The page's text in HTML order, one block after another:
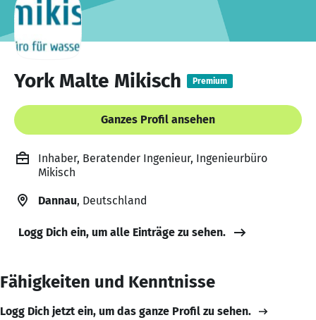
York Malte Mikisch Premium
Ganzes Profil ansehen
Inhaber, Beratender Ingenieur, Ingenieurbüro
Mikisch
Dannau, Deutschland
Logg Dich ein, um alle Einträge zu sehen.
Fähigkeiten und Kenntnisse
Logg Dich jetzt ein, um das ganze Profil zu sehen.